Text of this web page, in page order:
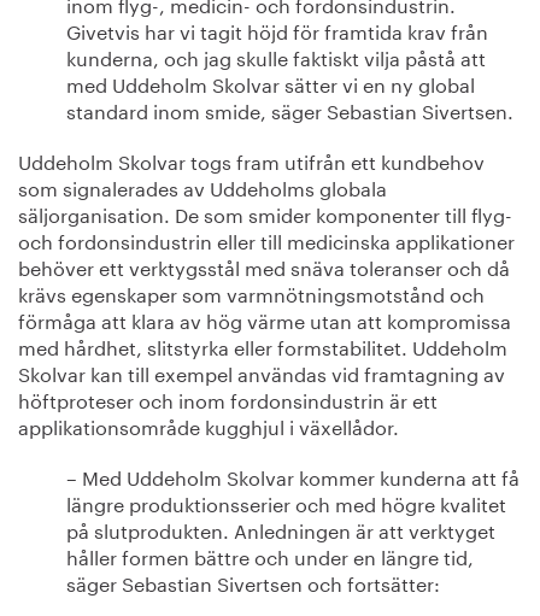
Givetvis har vi tagit höjd för framtida krav från
kunderna, och jag skulle faktiskt vilja påstå att
med Uddeholm Skolvar sätter vi en ny global
standard inom smide, säger Sebastian Sivertsen.
Uddeholm Skolvar togs fram utifrån ett kundbehov
som signalerades av Uddeholms globala
säljorganisation. De som smider komponenter till flyg-
och fordonsindustrin eller till medicinska applikationer
behöver ett verktygsstål med snäva toleranser och då
krävs egenskaper som varmnötningsmotstånd och
förmåga att klara av hög värme utan att kompromissa
med hårdhet, slitstyrka eller formstabilitet. Uddeholm
Skolvar kan till exempel användas vid framtagning av
höftproteser och inom fordonsindustrin är ett
applikationsområde kugghjul i växellådor.
– Med Uddeholm Skolvar kommer kunderna att få
längre produktionsserier och med högre kvalitet
på slutprodukten. Anledningen är att verktyget
håller formen bättre och under en längre tid,
säger Sebastian Sivertsen och fortsätter: